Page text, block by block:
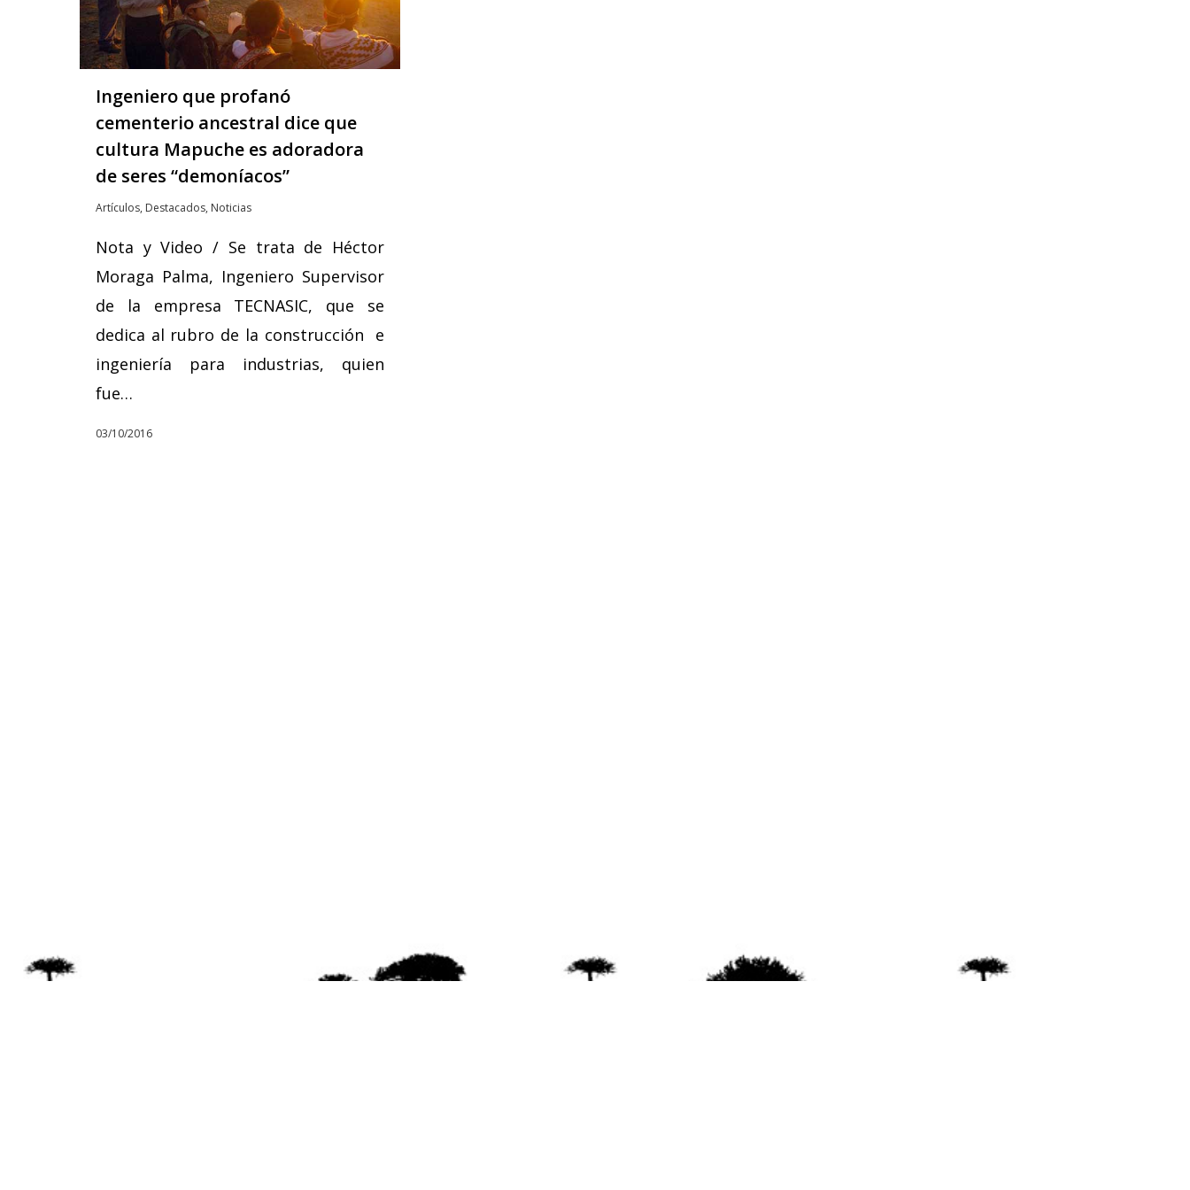
Ingeniero que profanó
cementerio ancestral dice que
cultura Mapuche es adoradora
de seres “demoníacos”
Artículos, Destacados, Noticias
Nota y Video / Se trata de Héctor
Moraga Palma, Ingeniero Supervisor
de la empresa TECNASIC, que se
dedica al rubro de la construcción e
ingeniería para industrias, quien
fue…
03/10/2016